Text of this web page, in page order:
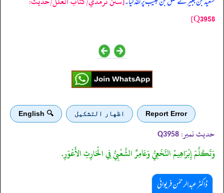
Q3958]
Report Error اظهار التشكيل 🔍 English
حدیث نمبر: Q3958
وَتَكَلَّمَ إِبْرَاهِيمُ النَّخَعِيُّ وَعَامِرٌ الشَّعْبِيُّ فِي الْحَارِثِ الأَعْوَرِ.
ڈاکٹر عبدالرحمٰن فریوائی